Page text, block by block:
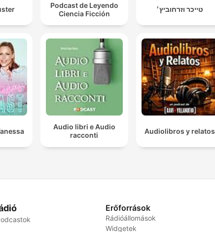
Podcast de Leyendo
Ciencia Ficción
טייכר וזרחוביץ׳
Audio libri e Audio
racconti
Audiolibros y relatos
Erőforrások
Rádióállomások
Widgetek